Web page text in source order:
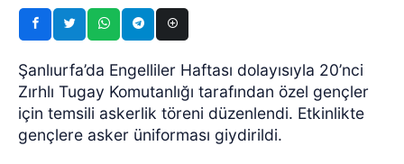
Şanlıurfa’da Engelliler Haftası dolayısıyla 20’nci
Zırhlı Tugay Komutanlığı tarafından özel gençler
için temsili askerlik töreni düzenlendi. Etkinlikte
gençlere asker üniforması giydirildi.